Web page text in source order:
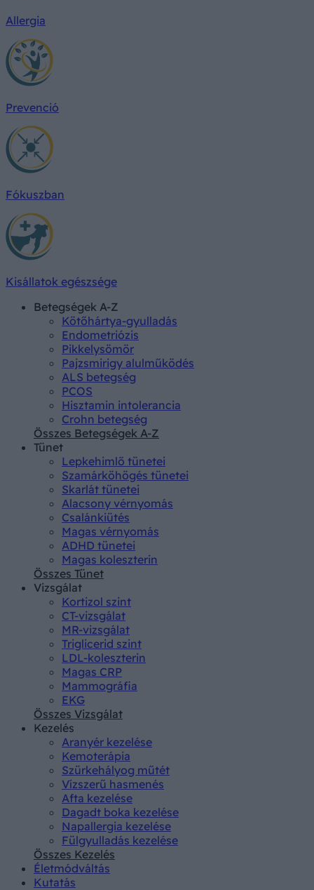
Allergia
Prevenció
Fókuszban
Kisállatok egészsége
Betegségek A-Z
Kötőhártya-gyulladás
Endometriózis
Pikkelysömör
Pajzsmirigy alulműködés
ALS betegség
PCOS
Hisztamin intolerancia
Crohn betegség
Összes Betegségek A-Z
Tünet
Lepkehimlő tünetei
Szamárköhögés tünetei
Skarlát tünetei
Alacsony vérnyomás
Csalánkiütés
Magas vérnyomás
ADHD tünetei
Magas koleszterin
Összes Tünet
Vizsgálat
Kortizol szint
CT-vizsgálat
MR-vizsgálat
Triglicerid szint
LDL-koleszterin
Magas CRP
Mammográfia
EKG
Összes Vizsgálat
Kezelés
Aranyér kezelése
Kemoterápia
Szürkehályog műtét
Vízszerű hasmenés
Afta kezelése
Dagadt boka kezelése
Napallergia kezelése
Fülgyulladás kezelése
Összes Kezelés
Életmódváltás
Kutatás